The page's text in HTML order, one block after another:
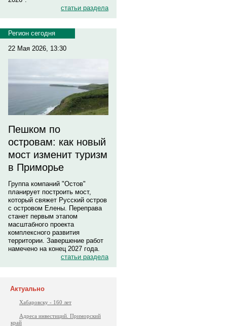
статьи раздела
Регион сегодня
22 Мая 2026, 13:30
Пешком по
островам: как новый
мост изменит туризм
в Приморье
Группа компаний "Остов"
планирует построить мост,
который свяжет Русский остров
с островом Елены. Переправа
станет первым этапом
масштабного проекта
комплексного развития
территории. Завершение работ
намечено на конец 2027 года.
статьи раздела
Актуально
Хабаровску - 160 лет
Адреса инвестиций. Приморский
край